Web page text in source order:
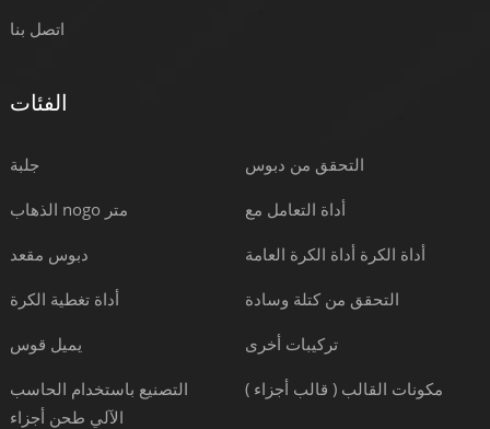
اتصل بنا
الفئات
جلبة التحقق من دبوس
الذهاب nogo متر أداة التعامل مع
دبوس مقعد أداة الكرة أداة الكرة العامة
أداة تغطية الكرة التحقق من كتلة وسادة
يميل قوس تركيبات أخرى
التصنيع باستخدام الحاسب
الآلي طحن أجزاء
مكونات القالب ( قالب أجزاء )